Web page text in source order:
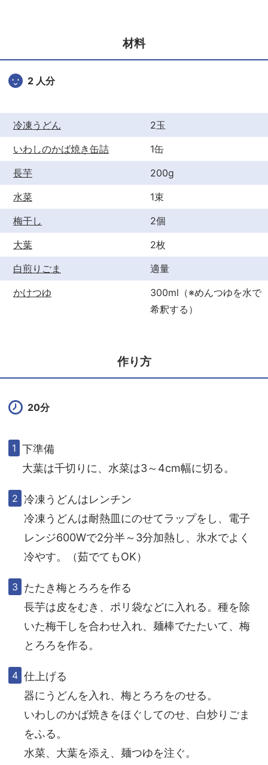
o
o
材料
2 人分
冷凍うどん
2玉
いわしのかば焼き缶詰
1缶
長芋
200g
水菜
1束
梅干し
2個
大葉
2枚
白煎りごま
適量
かけつゆ
300ml（※めんつゆを水で
希釈する）
作り方
20分
下準備
大葉は千切りに、水菜は3～4cm幅に切る。
冷凍うどんはレンチン
冷凍うどんは耐熱皿にのせてラップをし、電子
レンジ600Wで2分半～3分加熱し、氷水でよく
冷やす。（茹でてもOK）
たたき梅とろろを作る
長芋は皮をむき、ポリ袋などに入れる。種を除
いた梅干しを合わせ入れ、麺棒でたたいて、梅
とろろを作る。
仕上げる
器にうどんを入れ、梅とろろをのせる。
いわしのかば焼きをほぐしてのせ、白炒りごま
をふる。
水菜、大葉を添え、麺つゆを注ぐ。